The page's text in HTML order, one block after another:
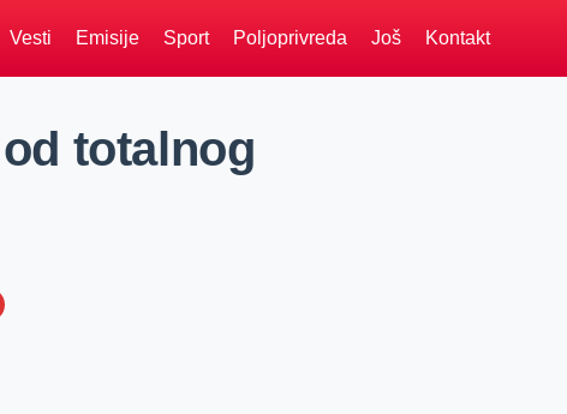
Vesti Emisije Sport Poljoprivreda Još Kontakt
totalnog